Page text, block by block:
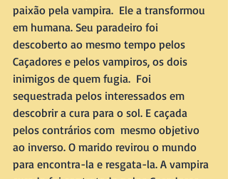
paixão pela vampira.  Ele a transformou
em humana. Seu paradeiro foi
descoberto ao mesmo tempo pelos
Caçadores e pelos vampiros, os dois
inimigos de quem fugia.  Foi
sequestrada pelos interessados em
descobrir a cura para o sol. E caçada
pelos contrários com  mesmo objetivo
ao inverso. O marido revirou o mundo
para encontra-la e resgata-la. A vampira